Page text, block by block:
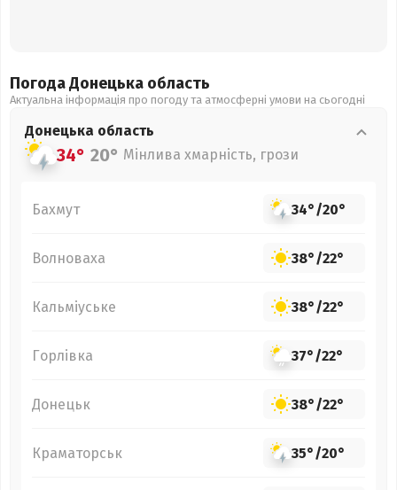
Погода Донецька область
Актуальна інформація про погоду та атмосферні умови на сьогодні
Донецька область
34° 20° Мінлива хмарність, грози
Бахмут 34°/20°
Волноваха 38°/22°
Кальміуське 38°/22°
Горлівка 37°/22°
Донецьк 38°/22°
Краматорськ 35°/20°